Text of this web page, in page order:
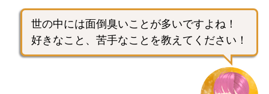
世の中には面倒臭いことが多いですよね！
好きなこと、苦手なことを教えてください！